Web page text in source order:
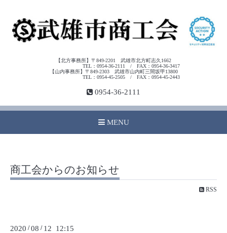
【北方事務所】〒849-2201 武雄市北方町志久1662
TEL：0954-36-2111 / FAX：0954-36-3417
【山内事務所】〒849-2303 武雄市山内町三間坂甲13800
TEL：0954-45-2505 / FAX：0954-45-2443
0954-36-2111
MENU
商工会からのお知らせ
RSS
2020 /08 / 12 12:15